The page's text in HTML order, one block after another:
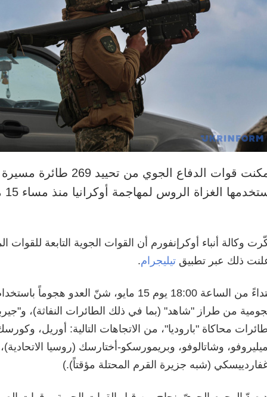
الغزاة الروس لمهاجمة أوكرانيا منذ مساء 15 مايو/أيار.
وكالة أنباء أوكرإنفورم أن القوات الجوية التابعة للقوات
ذلك عبر تطبيق تيليجرام.
من طراز "شاهد" (بما في ذلك الطائرات النفاثة)،
محاكاة "باروديا"، من الاتجاهات التالية: أوريل،
وشاتالوفو، وبريمورسكو-أختارسك (روسيا
(شبه جزيرة القرم المحتلة مؤقتاً).)